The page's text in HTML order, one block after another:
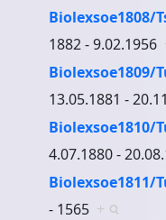
Biolexsoe1808/
1882 - 9.02.1956
Biolexsoe1809/
13.05.1881 -
Biolexsoe1810/
4.07.1880 -
Biolexsoe1811/
- 1565 +